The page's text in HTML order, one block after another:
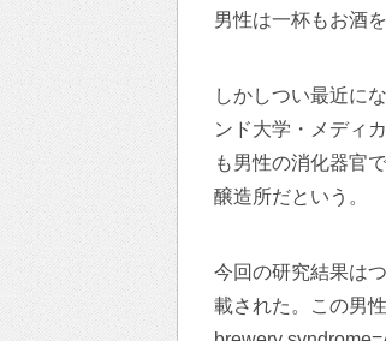
男性は一杯もお酒
しかしつい最近に
ンド大学・メディ
も男性の消化器官
醸造所だという。
今回の研究結果は
載された。この男